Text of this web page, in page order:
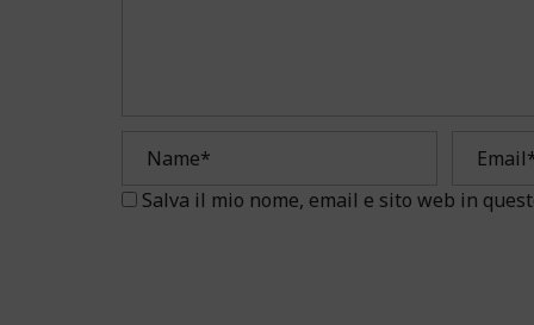
Salva il mio nome, email e sito web in